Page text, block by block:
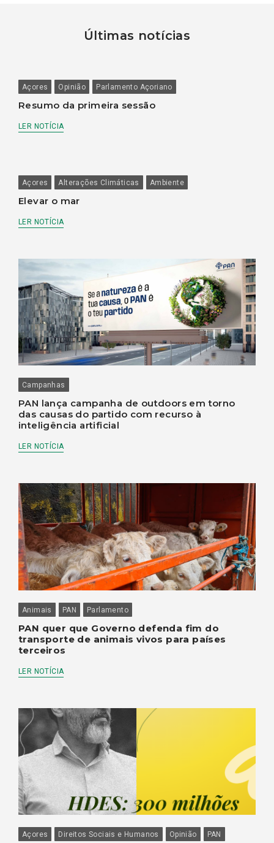
Últimas notícias
Açores Opinião Parlamento Açoriano
Resumo da primeira sessão
LER NOTÍCIA
Açores Alterações Climáticas Ambiente
Elevar o mar
LER NOTÍCIA
Campanhas
PAN lança campanha de outdoors em torno
das causas do partido com recurso à
inteligência artificial
LER NOTÍCIA
Animais PAN Parlamento
PAN quer que Governo defenda fim do
transporte de animais vivos para países
terceiros
LER NOTÍCIA
Açores Direitos Sociais e Humanos Opinião PAN